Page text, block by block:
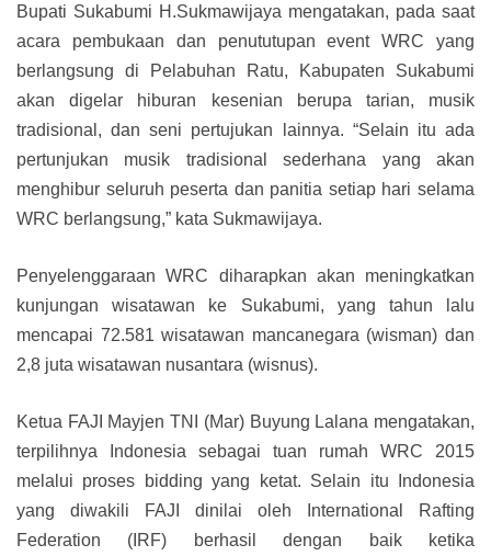
Bupati Sukabumi H.Sukmawijaya mengatakan, pada saat
acara pembukaan dan penututupan event WRC yang
berlangsung di Pelabuhan Ratu, Kabupaten Sukabumi
akan digelar hiburan kesenian berupa tarian, musik
tradisional, dan seni pertujukan lainnya. “Selain itu ada
pertunjukan musik tradisional sederhana yang akan
menghibur seluruh peserta dan panitia setiap hari selama
WRC berlangsung,” kata Sukmawijaya.
Penyelenggaraan WRC diharapkan akan meningkatkan
kunjungan wisatawan ke Sukabumi, yang tahun lalu
mencapai 72.581 wisatawan mancanegara (wisman) dan
2,8 juta wisatawan nusantara (wisnus).
Ketua FAJI Mayjen TNI (Mar) Buyung Lalana mengatakan,
terpilihnya Indonesia sebagai tuan rumah WRC 2015
melalui proses bidding yang ketat. Selain itu Indonesia
yang diwakili FAJI dinilai oleh International Rafting
Federation (IRF) berhasil dengan baik ketika